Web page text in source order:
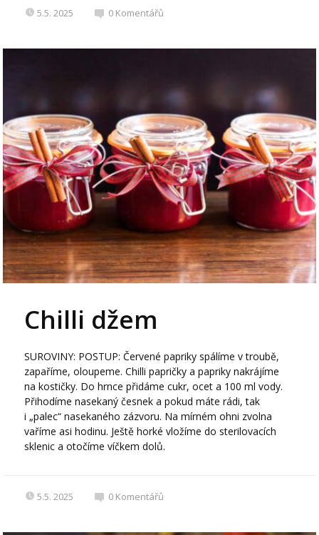
5.5. 2025 0 Komentářů
Chilli džem
SUROVINY: POSTUP: Červené papriky spálíme v troubě,
zapaříme, oloupeme. Chilli papričky a papriky nakrájíme
na kostičky. Do hrnce přidáme cukr, ocet a 100 ml vody.
Přihodíme nasekaný česnek a pokud máte rádi, tak
i „palec“ nasekaného zázvoru. Na mírném ohni zvolna
vaříme asi hodinu. Ještě horké vložíme do sterilovacích
sklenic a otočíme víčkem dolů.
5.5. 2025 0 Komentářů